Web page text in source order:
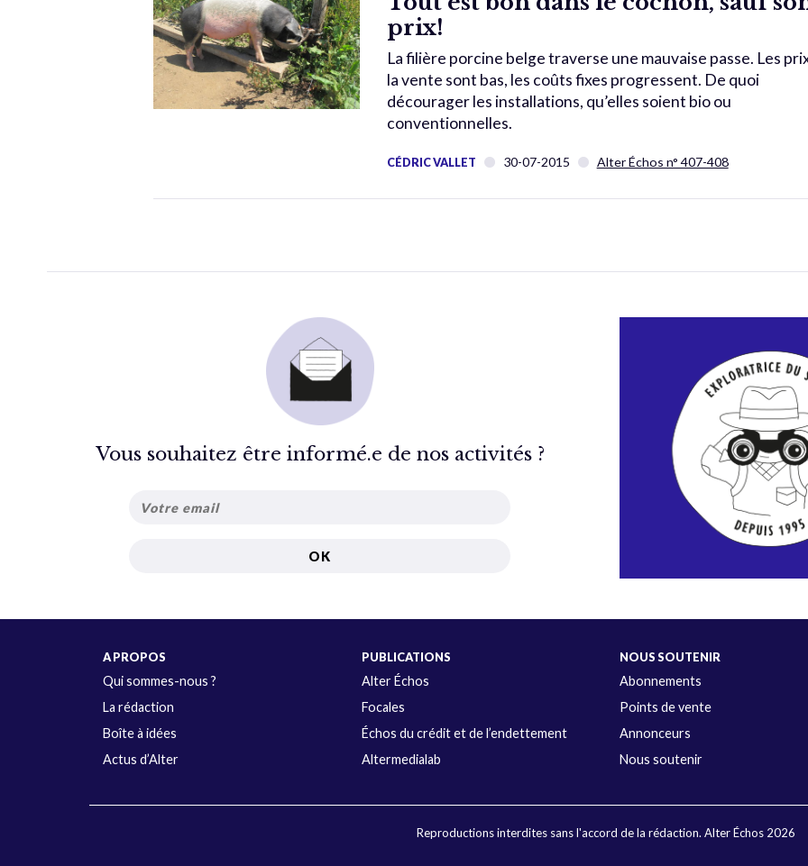
prix!
La filière porcine belge traverse une mauvaise passe. Les
la vente sont bas, les coûts fixes progressent. De quoi
décourager les installations, qu’elles soient bio ou
conventionnelles.
CÉDRIC VALLET 30-07-2015 Alter Échos n° 407-408
Vous souhaitez être informé.e de nos activités ?
A PROPOS
Qui sommes-nous ?
La rédaction
Boîte à idées
Actus d’Alter
PUBLICATIONS
Alter Échos
Focales
Échos du crédit et de l’endettement
Altermedialab
NOUS SOUTENIR
Abonnements
Points de vente
Annonceurs
Nous soutenir
Reproductions interdites sans l'accord de la rédaction. Alter Échos 2026